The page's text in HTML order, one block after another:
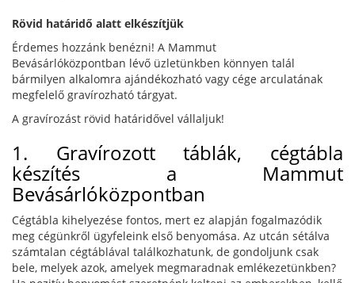
Rövid határidő alatt elkészítjük
Érdemes hozzánk benézni! A Mammut
Bevásárlóközpontban lévő üzletünkben könnyen talál
bármilyen alkalomra ajándékozható vagy cége arculatának
megfelelő gravírozható tárgyat.
A gravírozást rövid határidővel vállaljuk!
1. Gravírozott táblák, cégtábla
készítés a Mammut
Bevásárlóközpontban
Cégtábla kihelyezése fontos, mert ez alapján fogalmazódik
meg cégünkről ügyfeleink első benyomása. Az utcán sétálva
számtalan cégtáblával találkozhatunk, de gondoljunk csak
bele, melyek azok, amelyek megmaradnak emlékezetünkben?